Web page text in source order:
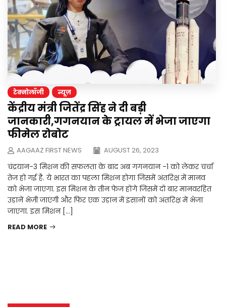
टेक्नोलॉजी न्यूज़
केंद्रीय मंत्री जितेंद्र सिंह ने दी बड़ी
जानकारी,गगनयान के ट्रायल में भेजा जाएगा
फीमेल रोबोट
AAGAAZ FIRST NEWS AUGUST 26, 2023
चंद्रयान-3 मिशन की सफलता के बाद अब गगनयान -1 को लेकर चर्चा
तेज हो गई है. ये भारत का पहला मिशन होगा जिसमें अंतरिक्ष में मानव
को भेजा जाएगा. इस मिशन के तीन फेज होंगे जिसमें दो बार मानवरहित
उड़ानें भेजी जाएंगी और फिर एक उड़ान में इंसानों को अंतरिक्ष में भेजा
जाएगा. इस मिशन […]
READ MORE